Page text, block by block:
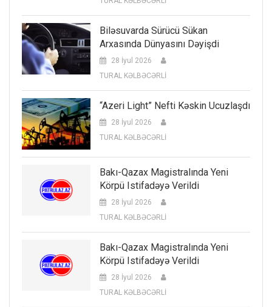
Biləsuvarda Sürücü Sükan
Arxasında Dünyasını Dəyişdi
28 İyul 2026
TURAL KƏLBƏCƏRLİ
“Azeri Light” Nefti Kəskin Ucuzlaşdı
28 İyul 2026
TURAL KƏLBƏCƏRLİ
Bakı-Qazax Magistralında Yeni
Körpü Istifadəyə Verildi
28 İyul 2026
TURAL KƏLBƏCƏRLİ
Bakı-Qazax Magistralında Yeni
Körpü Istifadəyə Verildi
28 İyul 2026
TURAL KƏLBƏCƏRLİ